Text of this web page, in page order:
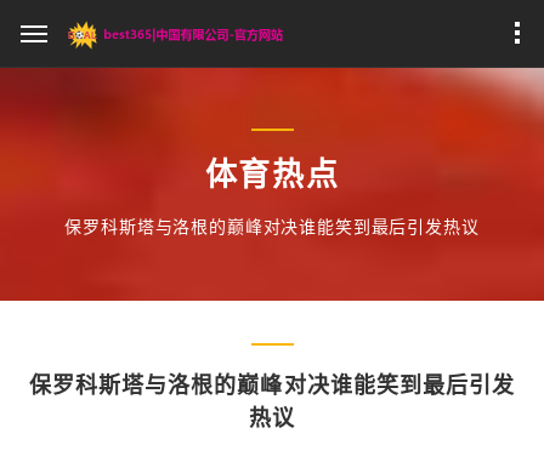
体育热点
保罗科斯塔与洛根的巅峰对决谁能笑到最后引发热议
保罗科斯塔与洛根的巅峰对决谁能笑到最后引发
热议